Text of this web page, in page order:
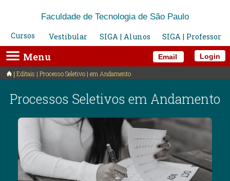
Email
Faculdade de Tecnologia de São Paulo
Cursos
Vestibular SIGA | Alunos SIGA | Professor
Menu Login
Editais | Processo Seletivo | em Andamento
Processos Seletivos em Andamento